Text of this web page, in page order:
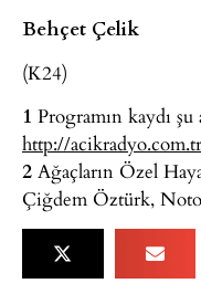
Behçet Çelik
(K24)
1 Programın kaydı
http://
2 Ağaçların Özel
Çiğdem Öztürk,